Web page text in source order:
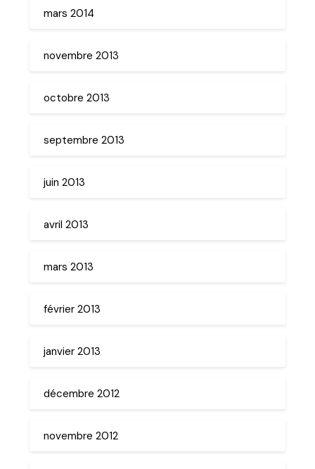
mars 2014
novembre 2013
octobre 2013
septembre 2013
juin 2013
avril 2013
mars 2013
février 2013
janvier 2013
décembre 2012
novembre 2012